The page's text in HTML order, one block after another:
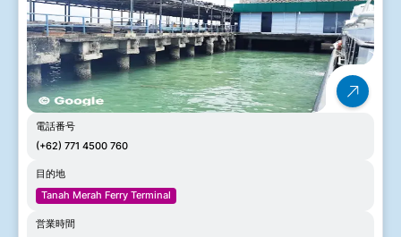
電話番号
(+62) 771 4500 760
目的地
Tanah Merah Ferry Terminal
営業時間